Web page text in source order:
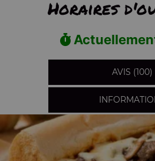
Horaires
AVIS (100)